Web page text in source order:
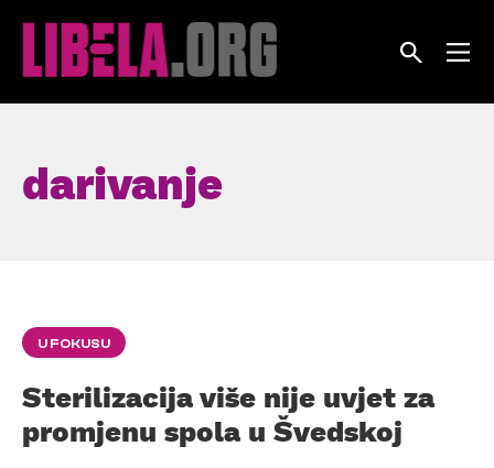
darivanje
U FOKUSU
Sterilizacija više nije uvjet za
promjenu spola u Švedskoj